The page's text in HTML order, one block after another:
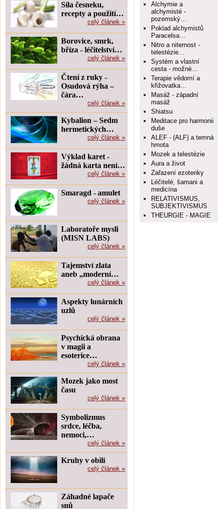
Alchymie a
alchymisté -
pozemský…
Poklad alchymistů
Paracelsa…
Nitro a niternost -
telestézie…
Systém a vlastní
cesta - možné…
Terapie vědomí a
křižovatka…
Masáž - západní
masáž
Shiatsu
Meditace pro harmonii
duše
ALEF - (ALF) a temná
hmota
Mozek a telestézie
Aura a život
Zařazení ezoteriky
Léčitelé, šamani a
medicína
RELATIVISMUS,
SUBJEKTIVISMUS
THEURGIE - MAGIE
Síla česneku,
recepty a použití…
celý článek »
Borovice, smrk,
bříza - léčitelství…
celý článek »
Čtení z ruky -
Osudová rýha –
čára…
celý článek »
Kybalion – Sedm
hermetických…
celý článek »
Výklad karet -
žádná karta není…
celý článek »
Smaragd - amulet
celý článek »
Laboratoře mysli
(MISN LABS)
celý článek »
Tajemství zlata
aneb „moderní…
celý článek »
Aspekty lunárních
uzlů
celý článek »
Psychická obrana
v magii a
esoterice…
celý článek »
Mozek jako most
času
celý článek »
Symbolizmus
srdce, léčba,
nemoci,…
celý článek »
Kruhy v obilí
celý článek »
Záhadné lapače
snů